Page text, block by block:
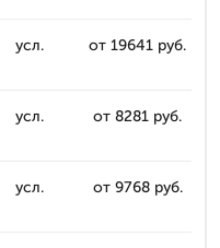
усл. от 19641 руб.
усл. от 8281 руб.
усл. от 9768 руб.